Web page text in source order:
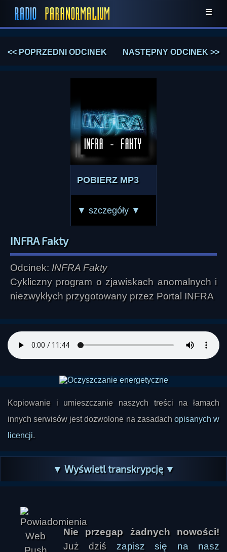
☰
<< POPRZEDNI ODCINEK NASTĘPNY ODCINEK >>
POBIERZ MP3
▼ szczegóły ▼
INFRA Fakty
Odcinek: INFRA Fakty
Cykliczny program o zjawiskach anomalnych i
niezwykłych przygotowany przez Portal INFRA
Kopiowanie i umieszczanie naszych treści na łamach
innych serwisów jest dozwolone na zasadach opisanych w
licencji.
▼ Wyświetl transkrypcję ▼
Nie przegap żadnych nowości!
Już dziś zapisz się na nasz